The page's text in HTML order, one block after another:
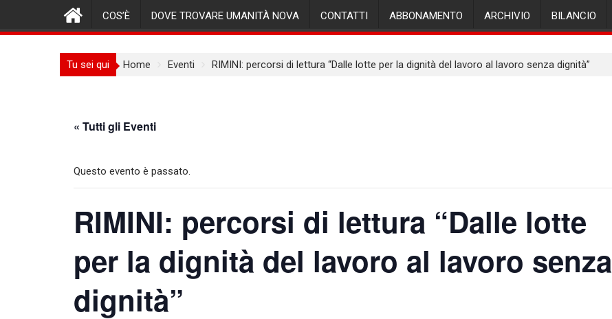
COS’È DOVE TROVARE UMANITÀ NOVA CONTATTI ABBONAMENTO ARCHIVIO BILANCIO
Tu sei qui Home Eventi RIMINI: percorsi di lettura “Dalle lotte per la dignità del lavoro al lavoro senza dignità”
« Tutti gli Eventi
Questo evento è passato.
RIMINI: percorsi di lettura “Dalle lotte
per la dignità del lavoro al lavoro senza
dignità”